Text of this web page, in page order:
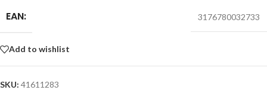
EAN: 3176780032733
Add to wishlist
SKU: 41611283